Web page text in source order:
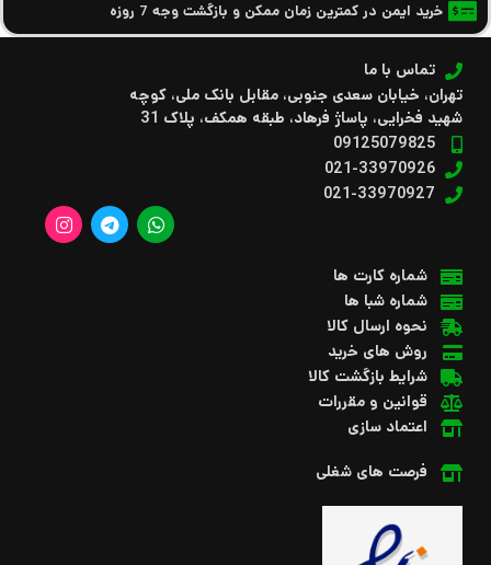
خرید ایمن در کمترین زمان ممکن و بازگشت وجه 7 روزه
تماس با ما
تهران، خیابان سعدی جنوبی، مقابل بانک ملی، کوچه
شهید فخرایی، پاساژ فرهاد، طبقه همکف، پلاک 31
09125079825
021-33970926
021-33970927
شماره کارت ها
شماره شبا ها
نحوه ارسال کالا
روش های خرید
شرایط بازگشت کالا
قوانین و مقررات
اعتماد سازی
فرصت های شغلی